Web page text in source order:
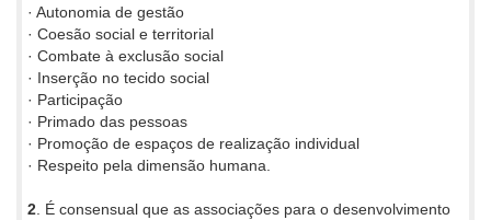
· Autonomia de gestão
· Coesão social e territorial
· Combate à exclusão social
· Inserção no tecido social
· Participação
· Primado das pessoas
· Promoção de espaços de realização individual
· Respeito pela dimensão humana.
2 . É consensual que as associações para o desenvolvimento